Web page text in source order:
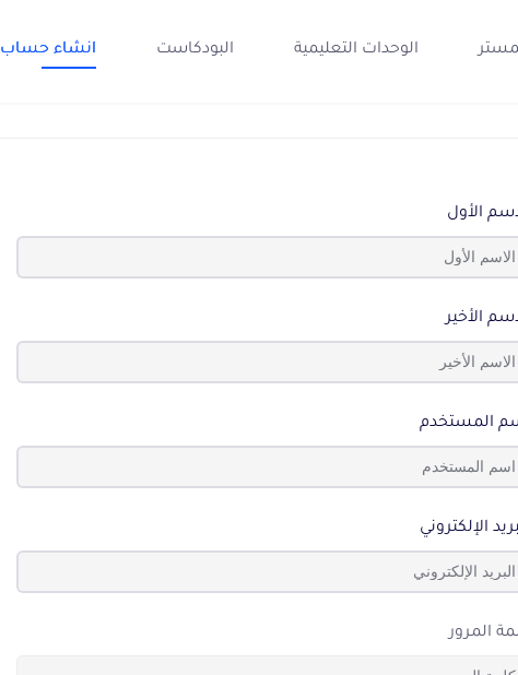
الوحدات التعليمية البودكاست انشاء حساب
الأول
الأخير
المستخدم
الإلكتروني
المرور